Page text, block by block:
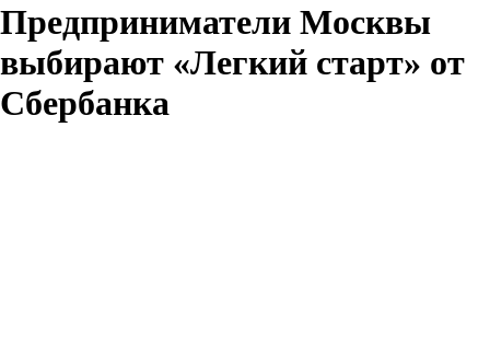
Предприниматели Москвы
выбирают «Легкий старт» от
Сбербанка